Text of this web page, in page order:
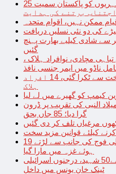
سعودی عرب کی اپنے شہریوں کو پاکستان سمیت 25
برتنے کی ہدایت
ممکن نہیں، اقوام متحدہ
کی دو نئی نسلیں دریافت
سے شادی کیلیے بھارت پہنچ
گئیں
مچادی، نوافراد ہلاک ،
ناڈو میں ایمر جنسی نافذ
تھائی لینڈ میں ڈبل ڈیکر بس درخت سے ٹکرا گئی، 14 افراد
ہلاک
کیمپ کو گھیرے میں لے لیا
النبی کی تقریب پر ڈرون
گرا دیا؛ 85 جاں بحق
مرغیاں تلف کر دی گئیں
کرنے کیلئے قوانین مزید سخت
19 سالہ برطانوی شہری اسرائیلی فوج کی جانب سے لڑتے
ہوئے غزہ میں مارا گیا
غزہ؛ اسکولوں پربمباری سے50 شہید، درجنوں اسرائیلی
ٹینک خان یونس میں داخل